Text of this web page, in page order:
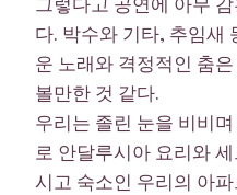
다. 박수와 기타, 추임새
운 노래와 격정적인 춤
볼만한 것 같다.
우리는 졸린 눈을 비비
로 안달루시아 요리와
시고 숙소인 우리의 아